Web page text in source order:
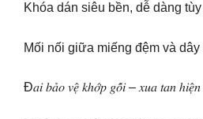
Khóa dán siêu bền, dễ dàng
Mối nối giữa miếng đệm và
Đ𝑎𝑖 𝑏𝑎̉𝑜 𝑣𝑒̣̂ 𝑘ℎ𝑜̛́𝑝 𝑔𝑜̂́𝑖 – 𝑥𝑢𝑎 𝑡𝑎𝑛